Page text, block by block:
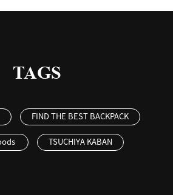
TAGS
FIND THE BEST BACKPACK
TSUCHIYA KABAN